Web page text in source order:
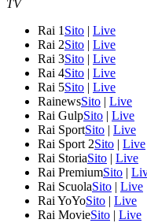
TV
Rai 1 Sito | Live
Rai 2Sito | Live
Rai 3Sito | Live
Rai 4Sito | Live
Rai 5Sito | Live
RainewsSito | Live
Rai GulpSito | Live
Rai SportSito | Live
Rai Sport 2Sito | Live
Rai StoriaSito | Live
Rai PremiumSito |
Rai ScuolaSito | Live
Rai YoYoSito | Live
Rai MovieSito | Live